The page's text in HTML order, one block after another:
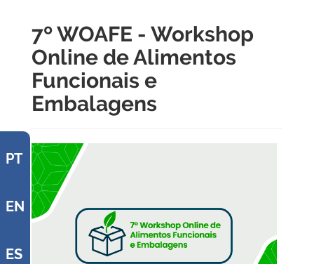
PT
EN
ES
7º WOAFE - Workshop
Online de Alimentos
Funcionais e
Embalagens